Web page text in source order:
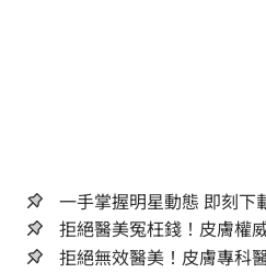
一手掌握明
拒絕醫美冤枉錢！皮膚權
拒絕無效醫美！皮膚專科